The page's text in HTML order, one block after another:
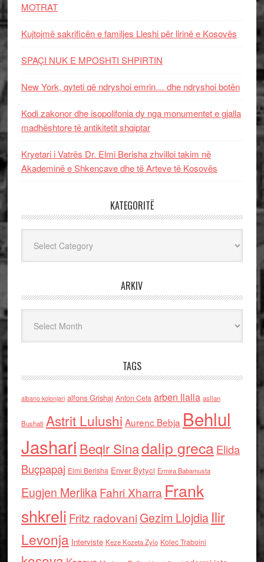
MOTRAT
Kujtojmë sakrificën e familjes Lleshi për lirinë e Kosovës
SPAÇI NUK E MPOSHTI SHPIRTIN
New York, qyteti që ndryshoi emrin… dhe ndryshoi botën
Kodi zakonor dhe isopolifonia dy nga monumentet e gjalla
madhështore të antikitetit shqiptar
Kryetari i Vatrës Dr. Elmi Berisha zhvilloi takim në
Akademinë e Shkencave dhe të Arteve të Kosovës
KATEGORITË
ARKIV
TAGS
albano kolonjari alfons Grishaj Anton Cefa arben llalla asllan
Bushati Astrit Lulushi Aurenc Bebja Behlul
Jashari Beqir Sinadalip grecaElida
Buçpapaj Elmi Berisha Enver Bytyci Ermira Babamusta
Eugjen MerlikaFahri Xharra Frank
shkreli Fritz radovaniGezim Llojdia Ilir
Levonja Interviste Keze Kozeta Zylo Kolec Traboini